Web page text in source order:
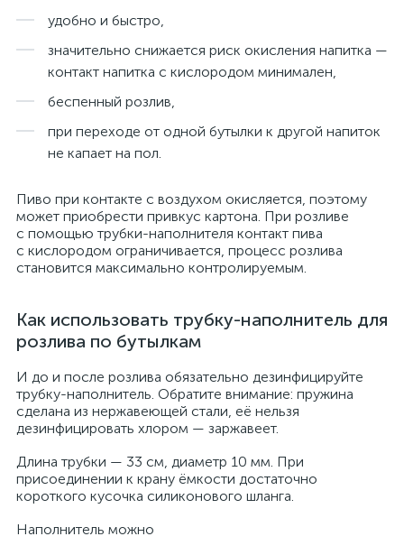
удобно и быстро,
значительно снижается риск окисления напитка —
контакт напитка с кислородом минимален,
беспенный розлив,
при переходе от одной бутылки к другой напиток
не капает на пол.
Пиво при контакте с воздухом окисляется, поэтому
может приобрести привкус картона. При розливе
с помощью трубки-наполнителя контакт пива
с кислородом ограничивается, процесс розлива
становится максимально контролируемым.
Как использовать трубку-наполнитель для
розлива по бутылкам
И до и после розлива обязательно дезинфицируйте
трубку-наполнитель. Обратите внимание: пружина
сделана из нержавеющей стали, её нельзя
дезинфицировать хлором — заржавеет.
Длина трубки — 33 см, диаметр 10 мм. При
присоединении к крану ёмкости достаточно
короткого кусочка силиконового шланга.
Наполнитель можно